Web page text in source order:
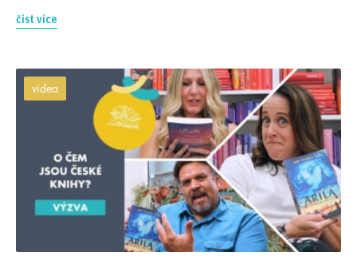
číst více
videa